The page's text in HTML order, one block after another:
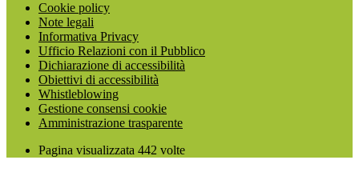
Cookie policy
Note legali
Informativa Privacy
Ufficio Relazioni con il Pubblico
Dichiarazione di accessibilità
Obiettivi di accessibilità
Whistleblowing
Gestione consensi cookie
Amministrazione trasparente
Pagina visualizzata 442 volte